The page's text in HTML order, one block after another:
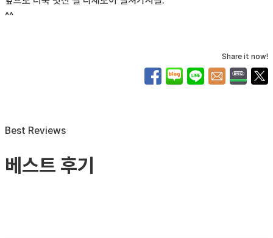
^^
Share it now!
Best Reviews
베스트 후기